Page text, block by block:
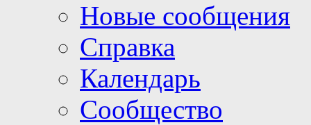
Новые сообщения
Справка
Календарь
Сообщество